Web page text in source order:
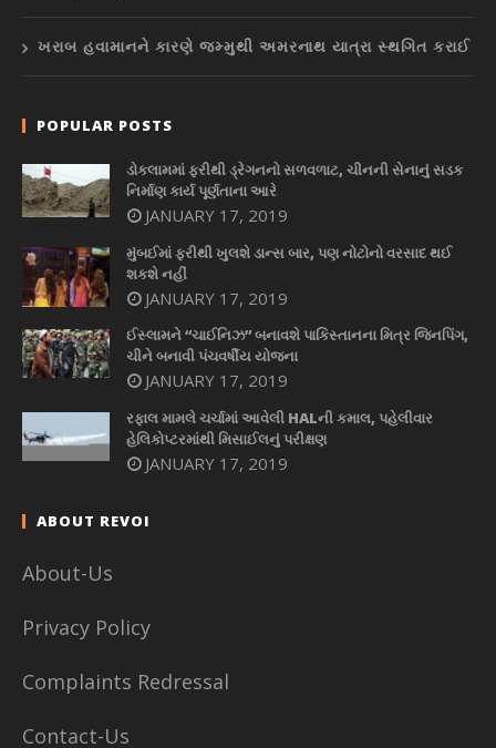
ખરાબ હવામાનને કારણે જમ્મુથી અમરનાથ યાત્રા સ્થગિત કરાઈ
POPULAR POSTS
ડોકલામમાં ફરીથી ડ્રેગનનો સળવળાટ, ચીનની સેનાનું સડક
નિર્માણ કાર્ય પૂર્ણતાના આરે
JANUARY 17, 2019
મુંબઈમાં ફરીથી ખુલશે ડાન્સ બાર, પણ નોટોનો વરસાદ થઈ
શકશે નહીં
JANUARY 17, 2019
ઈસ્લામને “ચાઈનિઝ” બનાવશે પાકિસ્તાનના મિત્ર જિનપિંગ,
ચીને બનાવી પંચવર્ષીય યોજના
JANUARY 17, 2019
રફાલ મામલે ચર્ચામાં આવેલી HALની કમાલ, પહેલીવાર
હેલિકોપ્ટરમાંથી મિસાઈલનું પરીક્ષણ
JANUARY 17, 2019
ABOUT REVOI
About-Us
Privacy Policy
Complaints Redressal
Contact-Us